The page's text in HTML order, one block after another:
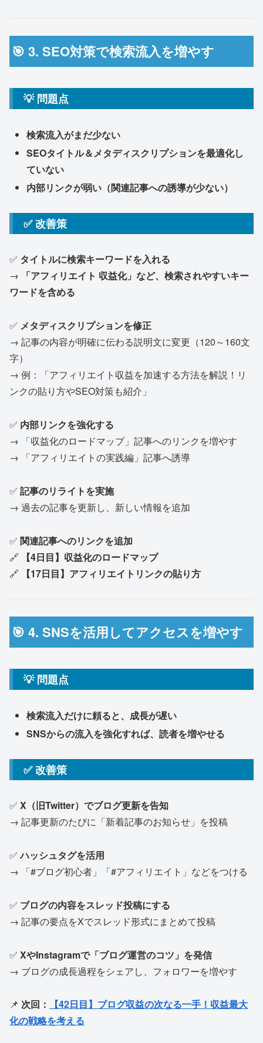
🎯 3. SEO対策で検索流入を増やす
💡 問題点
検索流入がまだ少ない
SEOタイトル＆メタディスクリプションを最適化し
ていない
内部リンクが弱い（関連記事への誘導が少ない）
✅ 改善策
✅ タイトルに検索キーワードを入れる
→
「アフィリエイト 収益化」など、検索されやすいキー
ワードを含める
✅ メタディスクリプションを修正
→ 記事の内容が明確に伝わる説明文に変更（120～160文
字）
→ 例：「アフィリエイト収益を加速する方法を解説！リ
ンクの貼り方やSEO対策も紹介」
✅ 内部リンクを強化する
→ 「収益化のロードマップ」記事へのリンクを増やす
→ 「アフィリエイトの実践編」記事へ誘導
✅ 記事のリライトを実施
→ 過去の記事を更新し、新しい情報を追加
✅ 関連記事へのリンクを追加
🔗
【4日目】収益化のロードマップ
🔗
【17日目】アフィリエイトリンクの貼り方
🎯 4. SNSを活用してアクセスを増やす
💡 問題点
検索流入だけに頼ると、成長が遅い
SNSからの流入を強化すれば、読者を増やせる
✅ 改善策
✅ X（旧Twitter）でブログ更新を告知
→ 記事更新のたびに「新着記事のお知らせ」を投稿
✅ハッシュタグを活用
→ 「#ブログ初心者」「#アフィリエイト」などをつける
✅ ブログの内容をスレッド投稿にする
→ 記事の要点をXでスレッド形式にまとめて投稿
✅ XやInstagramで「ブログ運営のコツ」を発信
→ ブログの成長過程をシェアし、フォロワーを増やす
📌 次回：
【42日目】ブログ収益の次なる一手！収益最大
化の戦略を考える